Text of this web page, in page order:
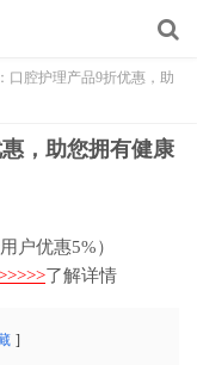
口腔护理产品9折优惠，助
，助您拥有健康
户优惠5%）
了解详情